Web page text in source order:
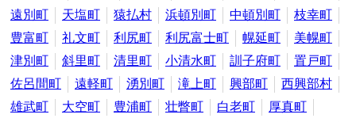
遠別町
天塩町 猿払村 浜頓別町 中頓別町
枝幸町
豊富町
礼文町 利尻町 利尻富士町 幌延町
美幌町
津別町
斜里町 清里町 小清水町 訓子府町
置戸町
佐呂間町
遠軽町 湧別町 滝上町 興部町
西興部村
雄武町
大空町 豊浦町 壮瞥町 白老町
厚真町